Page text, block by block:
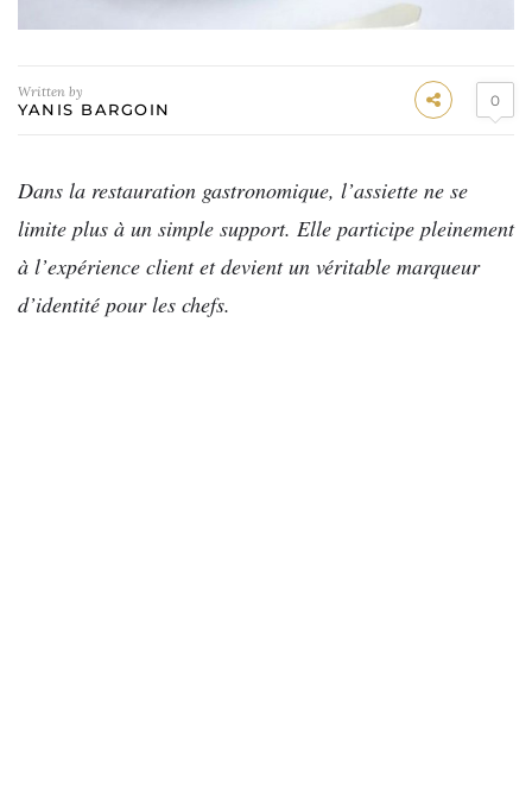
Written by
YANIS BARGOIN 0
Dans la restauration gastronomique, l’assiette ne se
limite plus à un simple support. Elle participe pleinement
à l’expérience client et devient un véritable marqueur
d’identité pour les chefs.